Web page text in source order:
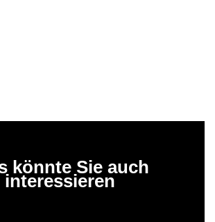
könnte Sie auch
interessieren